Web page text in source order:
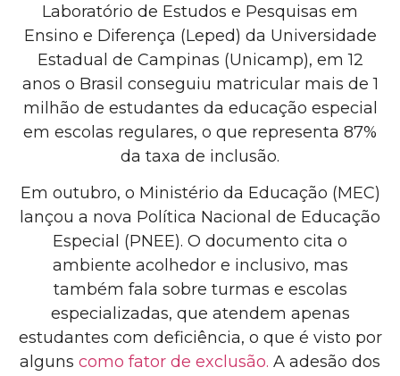
Laboratório de Estudos e Pesquisas em
Ensino e Diferença (Leped) da Universidade
Estadual de Campinas (Unicamp), em 12
anos o Brasil conseguiu matricular mais de 1
milhão de estudantes da educação especial
em escolas regulares, o que representa 87%
da taxa de inclusão.
Em outubro, o Ministério da Educação (MEC)
lançou a nova Política Nacional de Educação
Especial (PNEE). O documento cita o
ambiente acolhedor e inclusivo, mas
também fala sobre turmas e escolas
especializadas, que atendem apenas
estudantes com deficiência, o que é visto por
alguns como fator de exclusão. A adesão dos